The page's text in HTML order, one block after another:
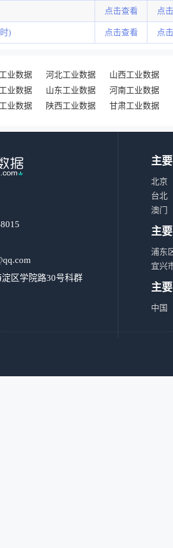
点击查看 点
) 点击查看 点
业数据 河北工业数据
山西工业数据
业数据 山东工业数据
河南工业数据
业数据 陕西工业数据 甘肃工业数据
区学院路30号科群
主
北京
台北
澳门
主
浦东
宜兴
主
中国